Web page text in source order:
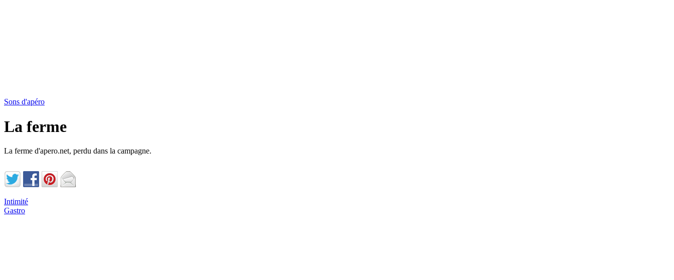
Sons d'apéro
La ferme
La ferme d'apero.net, perdu dans la campagne.
Intimité
Gastro